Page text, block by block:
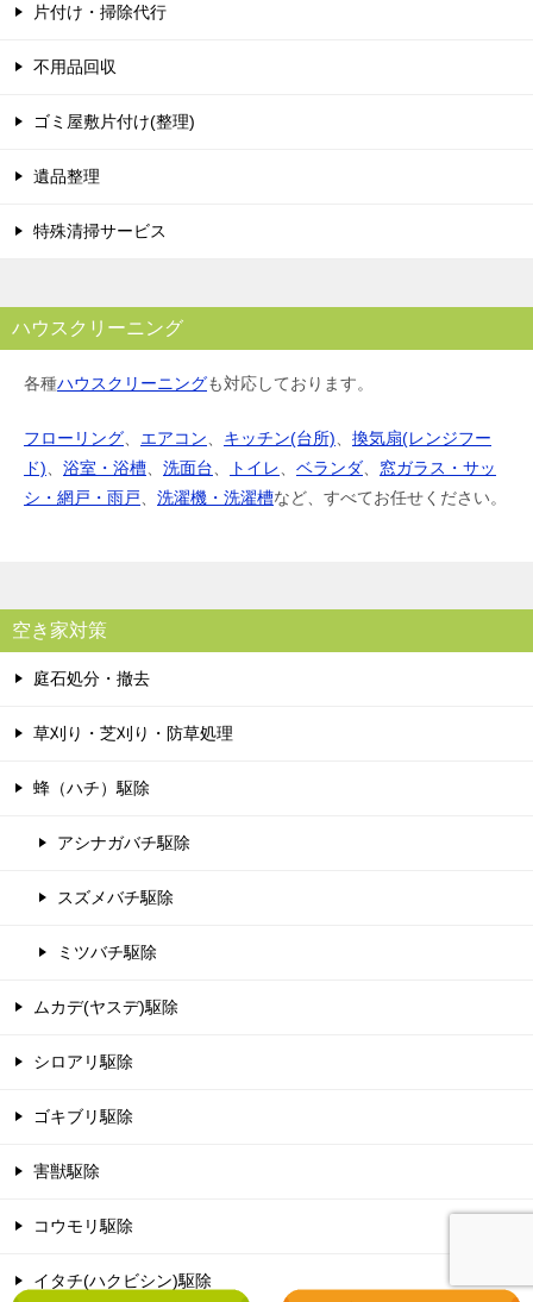
片付け・掃除代行
不用品回収
ゴミ屋敷片付け(整理)
遺品整理
特殊清掃サービス
ハウスクリーニング
各種ハウスクリーニングも対応しております。
フローリング エアコン キッチン(台所)
換気扇(レンジフー
ド)
浴室・浴槽 洗面台 トイレ ベランダ
窓ガラス・サッ
シ・網戸・雨戸
洗濯機・洗濯槽など、すべてお任せください。
空き家対策
庭石処分・撤去
草刈り・芝刈り・防草処理
蜂（ハチ）駆除
アシナガバチ駆除
スズメバチ駆除
ミツバチ駆除
ムカデ(ヤスデ)駆除
シロアリ駆除
ゴキブリ駆除
害獣駆除
コウモリ駆除
イタチ(ハクビシン)駆除